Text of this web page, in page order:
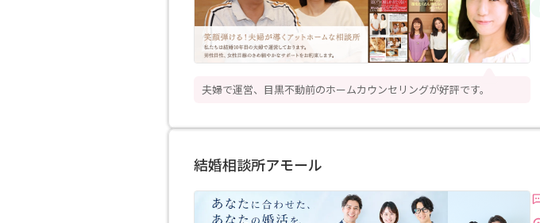
夫婦で運営、目黒不動前のホームカウンセリングが好評です。
結婚相談所アモール